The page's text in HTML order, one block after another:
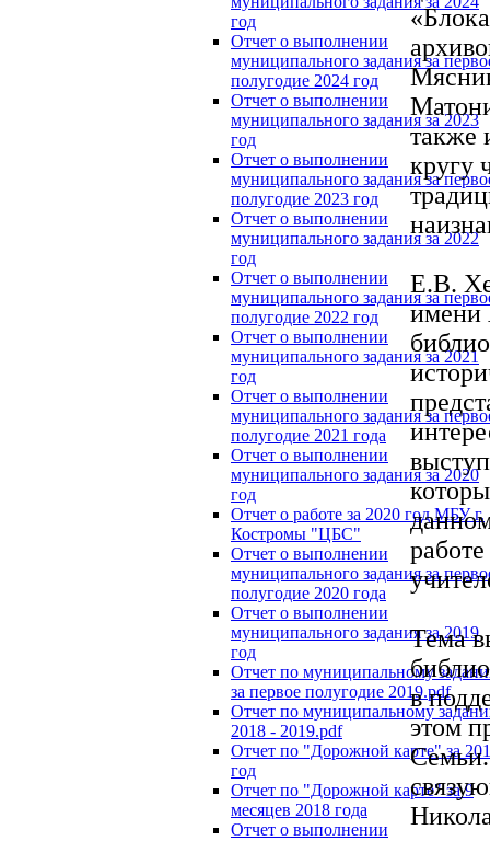
год
Отчет о выполнении
муниципального задания за
полугодие 2024 год
Отчет о выполнении
муниципального задания за 2023
год
Отчет о выполнении
муниципального задания за
полугодие 2023 год
Отчет о выполнении
муниципального задания за 2022
год
Отчет о выполнении
муниципального задания за
полугодие 2022 год
Отчет о выполнении
муниципального задания за 2021
год
Отчет о выполнении
муниципального задания за
полугодие 2021 года
Отчет о выполнении
муниципального задания за 2020
год
Отчет о работе за 2020 год МБУ г.
Костромы "ЦБС"
Отчет о выполнении
муниципального задания за
полугодие 2020 года
Отчет о выполнении
муниципального задания за 2019
год
Отчет по муниципальному
за первое полугодие 2019.pdf
Отчет по муниципальному
2018 - 2019.pdf
Отчет по "Дорожной карте" за
год
Отчет по "Дорожной карте" за 9
месяцев 2018 года
Отчет о выполнении
также
кругу
Е.В.
имени
Тема
в
этом
Семьи.